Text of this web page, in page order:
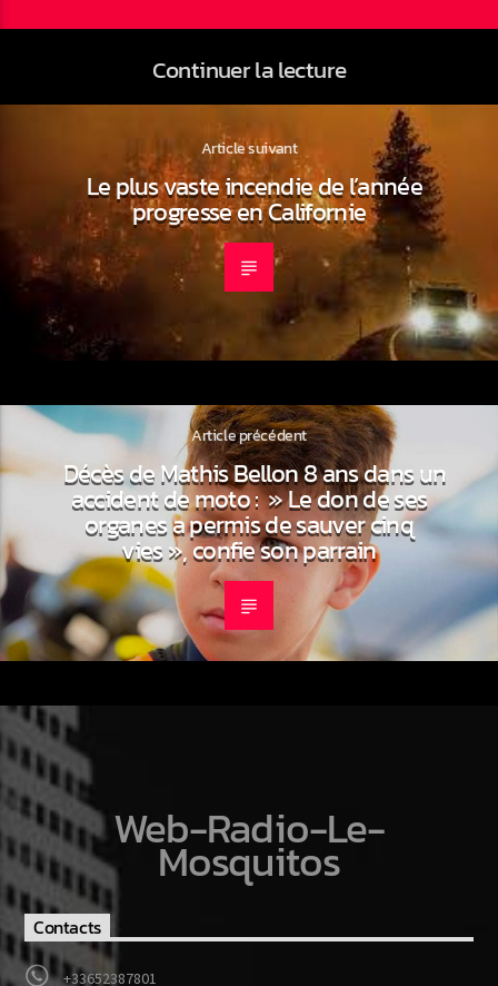
Continuer la lecture
Article suivant
Le plus vaste incendie de l’année
progresse en Californie
Article précédent
Décès de Mathis Bellon 8 ans dans un
accident de moto : » Le don de ses
organes a permis de sauver cinq
vies », confie son parrain
Web-Radio-Le-
Mosquitos
Contacts
+33652387801